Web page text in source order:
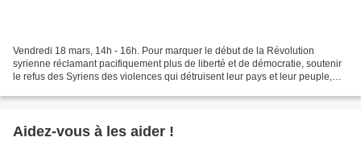
Vendredi 18 mars, 14h - 16h. Pour marquer le début de la Révolution
syrienne réclamant pacifiquement plus de liberté et de démocratie, soutenir
le refus des Syriens des violences qui détruisent leur pays et leur peuple,
Aidez-vous à les aider !